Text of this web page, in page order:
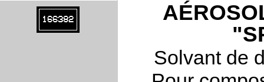
166382
Solvant de